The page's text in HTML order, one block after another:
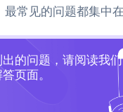
常见的问题都集中在
的问题，请阅读我们
页面。